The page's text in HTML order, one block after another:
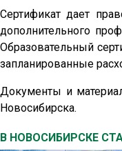
Сертификат дает
дополнительного
Образовательный
запланированные
Документы и
Новосибирска.
В НОВОСИБИРСКЕ